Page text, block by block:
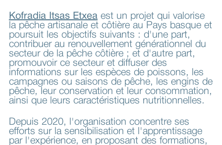
Kofradia Itsas Etxeaest un projet qui valorise
la pêche artisanale et côtière au Pays basque et
poursuit les objectifs suivants : d'une part,
contribuer au renouvellement générationnel du
secteur de la pêche côtière ; et d'autre part,
promouvoir ce secteur et diffuser des
informations sur les espèces de poissons, les
campagnes ou saisons de pêche, les engins de
pêche, leur conservation et leur consommation,
ainsi que leurs caractéristiques nutritionnelles.
Depuis 2020, l'organisation concentre ses
efforts sur la sensibilisation et l'apprentissage
par l'expérience, en proposant des formations,